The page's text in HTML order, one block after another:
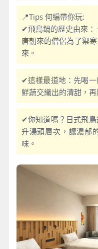
📍Tips 何編帶你玩:
✔飛鳥鍋的歷史由來：
唐朝來的僧侶為了禦
來。
✔這樣最道地：先喝
鮮蔬交織出的清甜，
✔你知道嗎？日式飛
升湯頭層次，讓濃郁
味。